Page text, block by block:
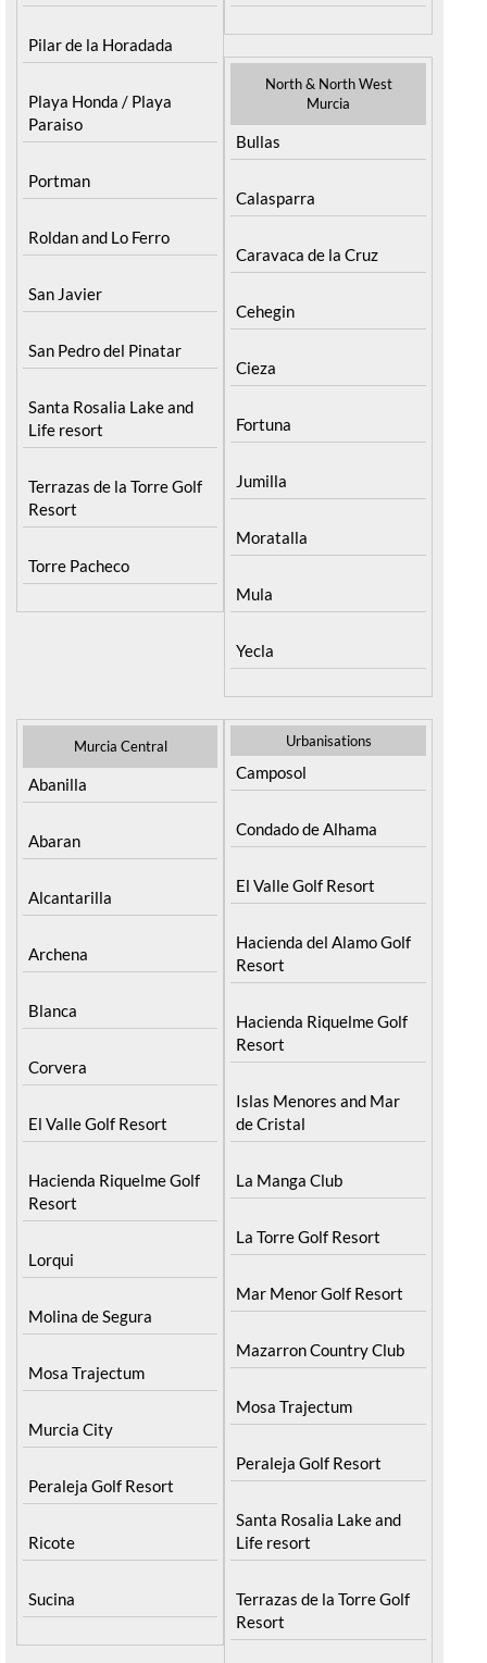
Pilar de la Horadada
Playa Honda / Playa
Paraiso
Portman
Roldan and Lo Ferro
San Javier
San Pedro del Pinatar
Santa Rosalia Lake and
Life resort
Terrazas de la Torre Golf
Resort
Torre Pacheco
North & North West
Murcia
Bullas
Calasparra
Caravaca de la Cruz
Cehegin
Cieza
Fortuna
Jumilla
Moratalla
Mula
Yecla
Murcia Central
Abanilla
Abaran
Alcantarilla
Archena
Blanca
Corvera
El Valle Golf Resort
Hacienda Riquelme Golf
Resort
Lorqui
Molina de Segura
Mosa Trajectum
Murcia City
Peraleja Golf Resort
Ricote
Sucina
Urbanisations
Camposol
Condado de Alhama
El Valle Golf Resort
Hacienda del Alamo Golf
Resort
Hacienda Riquelme Golf
Resort
Islas Menores and Mar
de Cristal
La Manga Club
La Torre Golf Resort
Mar Menor Golf Resort
Mazarron Country Club
Mosa Trajectum
Peraleja Golf Resort
Santa Rosalia Lake and
Life resort
Terrazas de la Torre Golf
Resort